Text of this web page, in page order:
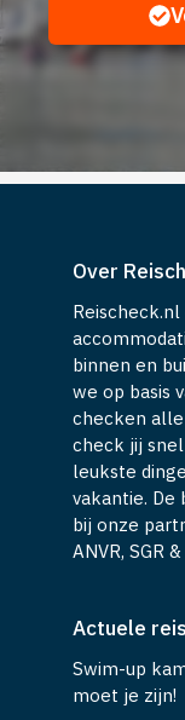
Over
binnen en
we op basis
checken
check jij
leukste
vakantie. De
bij onze
ANVR, SGR
Actuele
Swim-up
moet je zijn!